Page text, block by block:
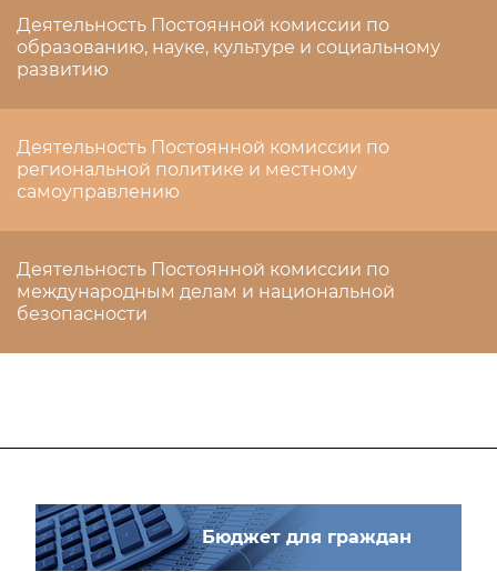
Деятельность Постоянной комиссии по
образованию, науке, культуре и социальному
развитию
Деятельность Постоянной комиссии по
региональной политике и местному
самоуправлению
Деятельность Постоянной комиссии по
международным делам и национальной
безопасности
Бюджет для граждан